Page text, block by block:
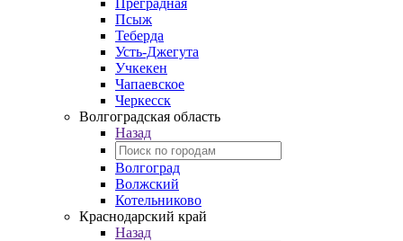
Преградная
Псыж
Теберда
Усть-Джегута
Учкекен
Чапаевское
Черкесск
Волгоградская область
Назад
Волгоград
Волжский
Котельниково
Краснодарский край
Назад